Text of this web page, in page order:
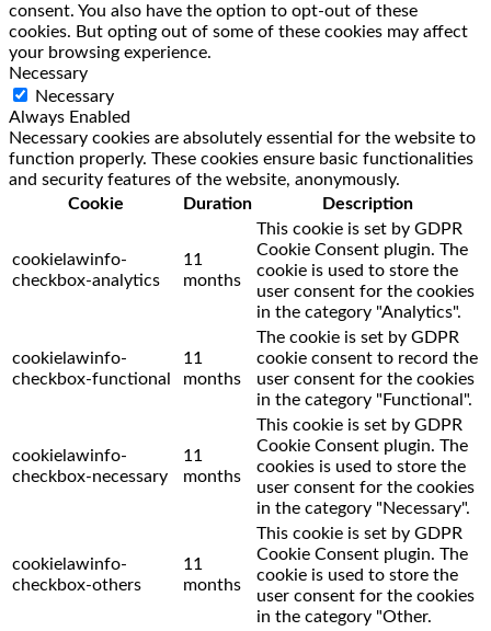
consent. You also have the option to opt-out of these
cookies. But opting out of some of these cookies may affect
your browsing experience.
Necessary
Necessary
Always Enabled
Necessary cookies are absolutely essential for the website to
function properly. These cookies ensure basic functionalities
and security features of the website, anonymously.
Cookie
Duration Description
cookielawinfo-
checkbox-analytics
11
months
This cookie is set by GDPR
Cookie Consent plugin. The
cookie is used to store the
user consent for the cookies
in the category "Analytics".
cookielawinfo-
checkbox-functional
11
months
The cookie is set by GDPR
cookie consent to record the
user consent for the cookies
in the category "Functional".
cookielawinfo-
checkbox-necessary
11
months
This cookie is set by GDPR
Cookie Consent plugin. The
cookies is used to store the
user consent for the cookies
in the category "Necessary".
cookielawinfo-
checkbox-others
11
months
This cookie is set by GDPR
Cookie Consent plugin. The
cookie is used to store the
user consent for the cookies
in the category "Other.